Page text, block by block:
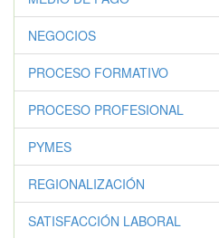
NEGOCIOS
PROCESO FORMATIVO
PROCESO PROFESIONAL
PYMES
REGIONALIZACIÓN
SATISFACCIÓN LABORAL